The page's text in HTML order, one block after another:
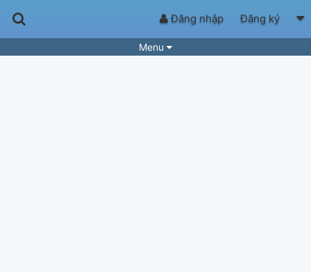
Đăng nhập Đăng ký
Menu